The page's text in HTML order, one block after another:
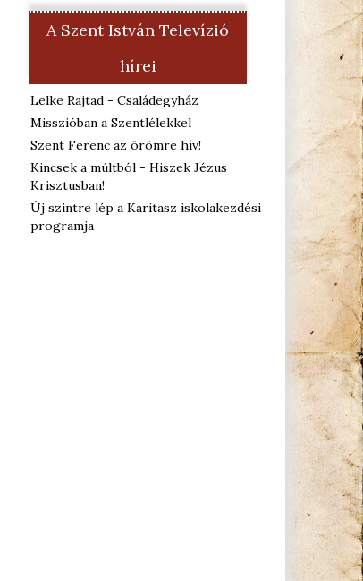
A Szent István Televízió
hírei
Lelke Rajtad - Családegyház
Misszióban a Szentlélekkel
Szent Ferenc az örömre hív!
Kincsek a múltból - Hiszek Jézus
Krisztusban!
Új szintre lép a Karitasz iskolakezdési
programja